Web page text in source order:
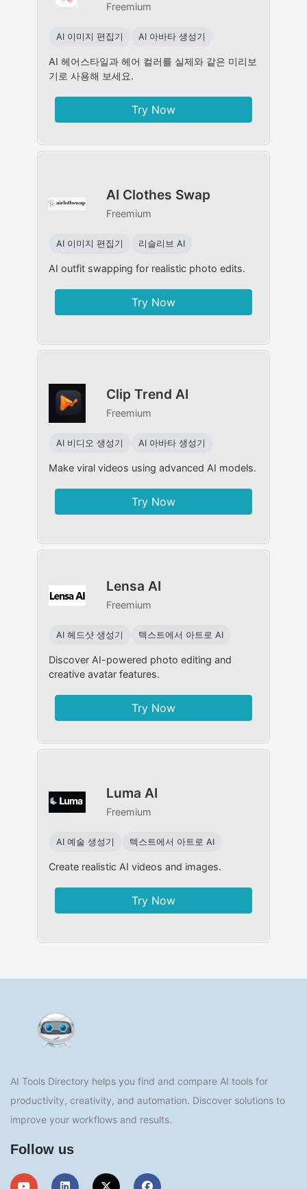
Freemium
AI 이미지 편집기 AI 아바타 생성기
AI 헤어스타일과 헤어 컬러를 실제와 같은 미리보
기로 사용해 보세요.
Try Now
AI Clothes Swap
Freemium
AI 이미지 편집기 리슬리브 AI
AI outfit swapping for realistic photo edits.
Try Now
Clip Trend AI
Freemium
AI 비디오 생성기 AI 아바타 생성기
Make viral videos using advanced AI models.
Try Now
Lensa AI
Freemium
AI 헤드샷 생성기 텍스트에서 아트로 AI
Discover AI-powered photo editing and
creative avatar features.
Try Now
Luma AI
Freemium
AI 예술 생성기 텍스트에서 아트로 AI
Create realistic AI videos and images.
Try Now
AI Tools Directory helps you find and compare AI tools for
productivity, creativity, and automation. Discover solutions to
improve your workflows and results.
Follow us